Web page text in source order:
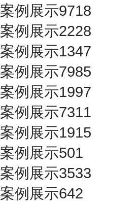
案例展示9718
案例展示2228
案例展示1347
案例展示7985
案例展示1997
案例展示7311
案例展示1915
案例展示501
案例展示3533
案例展示642